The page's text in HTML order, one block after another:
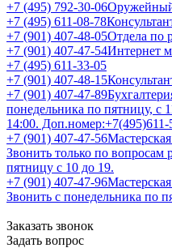
+7 (495) 792-30-06
+7 (495) 611-08-78
+7 (901) 407-48-05Отдела по
+7 (901) 407-47-54Интернет
+7 (495) 611-33-05
+7 (901) 407-48-15
+7 (901) 407-47-89
понедельника по пятницу, с
14:00. Доп.номер:+7(495)611-
+7 (901) 407-47-56
Звонить только по вопросам
пятницу с 10 до 19.
+7 (901) 407-47-96
Звонить с понедельника по
Заказать звонок
Задать вопрос